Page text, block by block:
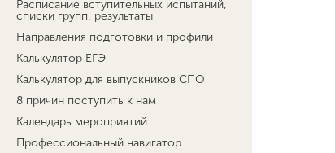
Расписание вступительных испытаний,
списки групп, результаты
Направления подготовки и профили
Калькулятор ЕГЭ
Калькулятор для выпускников СПО
8 причин поступить к нам
Календарь мероприятий
Профессиональный навигатор